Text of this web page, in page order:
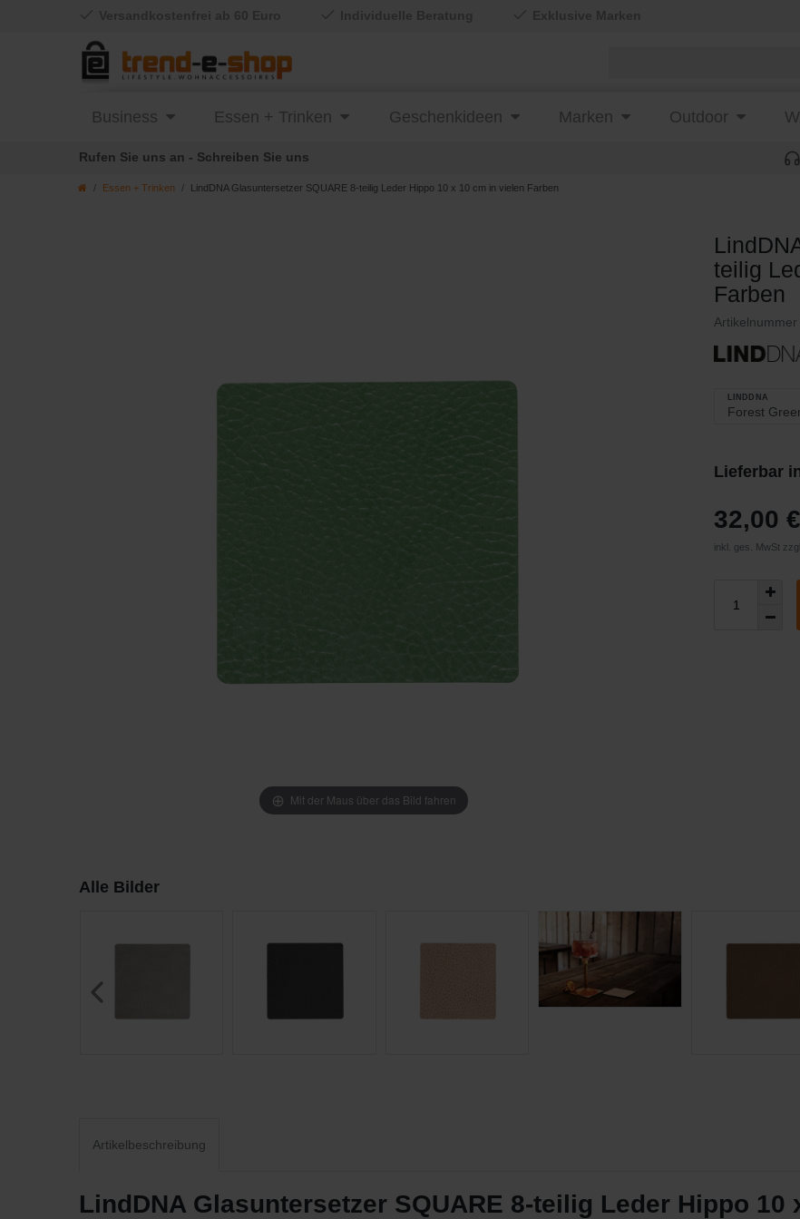
Essen + Trinken LindDNA Glasuntersetzer SQUARE 8-teilig Leder Hippo 10 x 10 cm in vielen Farben
Business Essen + Trinken Geschenkideen Marken Outdoor
Rufen Sie uns an - Schreiben Sie uns
Mit der Maus über das Bild fahren
teilig
Farben
Artikelnummer
LINDDNA
Lieferbar
32,00 €
inkl. ges. MwSt zzgl.
Alle Bilder
Artikelbeschreibung
LindDNA Glasuntersetzer SQUARE 8-teilig Leder Hippo 10